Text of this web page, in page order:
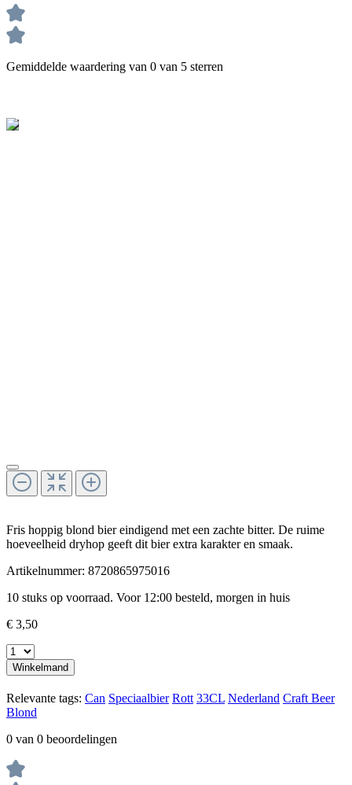
Gemiddelde waardering van 0 van 5 sterren
Fris hoppig blond bier eindigend met een zachte bitter. De ruime
hoeveelheid dryhop geeft dit bier extra karakter en smaak.
Artikelnummer: 8720865975016
10 stuks op voorraad. Voor 12:00 besteld, morgen in huis
€ 3,50
Winkelmand
Relevante tags: Can Speciaalbier Rott 33CL Nederland Craft Beer
Blond
0 van 0 beoordelingen